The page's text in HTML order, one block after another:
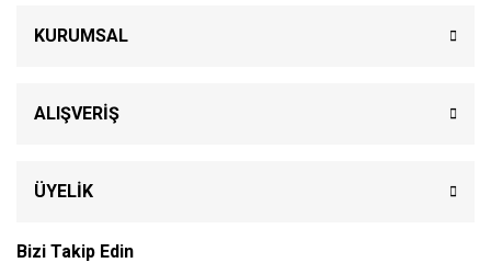
KURUMSAL
ALIŞVERİŞ
ÜYELİK
Bizi Takip Edin